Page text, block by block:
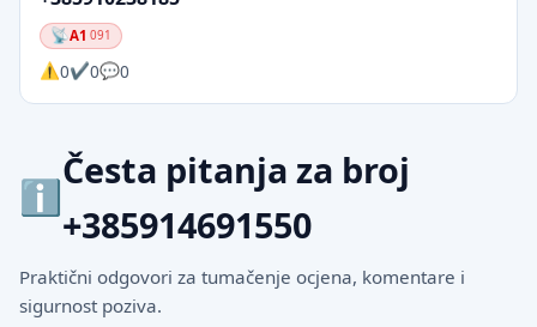
A1 091
0 0 0
Česta pitanja za broj
+385914691550
Praktični odgovori za tumačenje ocjena, komentare i
sigurnost poziva.